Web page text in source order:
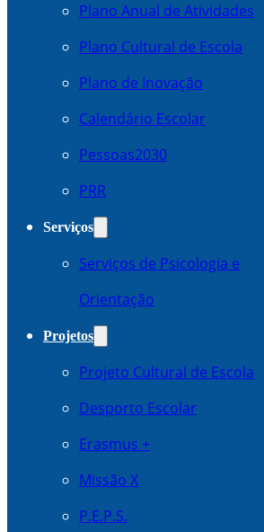
Plano Anual de Atividades
Plano Cultural de Escola
Plano de Inovação
Calendário Escolar
Pessoas2030
PRR
Serviços
Serviços de Psicologia e
Orientação
Projetos
Projeto Cultural de Escola
Desporto Escolar
Erasmus +
Missão X
P.E.P.S.